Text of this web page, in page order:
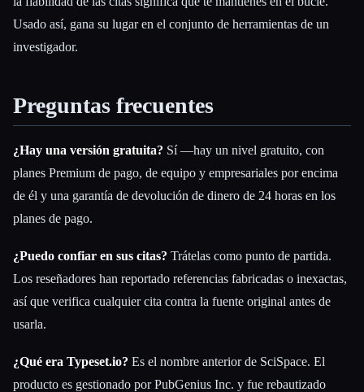
Usado así, gana su lugar en el conjunto de herramientas de un
investigador.
Preguntas frecuentes
¿Hay una versión gratuita? Sí —hay un nivel gratuito, con
planes Premium de pago, de equipo y empresariales por encima
de él y una garantía de devolución de dinero de 24 horas en los
planes de pago.
¿Puedo confiar en sus citas? Trátelas como punto de partida.
Los reseñadores han reportado referencias fabricadas o inexactas,
así que verifica cualquier cita contra la fuente original antes de
usarla.
¿Qué era Typeset.io? Es el nombre anterior de SciSpace. El
producto es gestionado por PubGenius Inc. y fue rebautizado